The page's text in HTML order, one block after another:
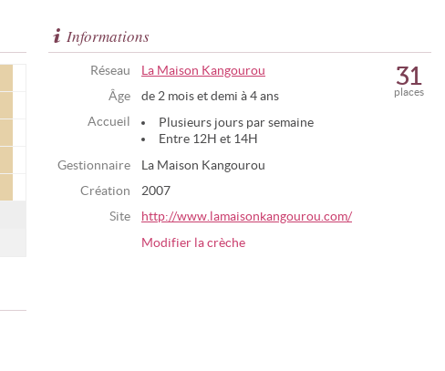
Informations
Réseau
La Maison Kangourou
Âge
de 2 mois et demi à 4 ans
Accueil
Plusieurs jours par semaine
Entre 12H et 14H
Gestionnaire
La Maison Kangourou
Création
2007
Site
http://www.lamaisonkangourou.com/
places
31
Modifier la crèche